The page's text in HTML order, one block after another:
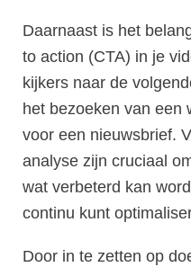
Daarnaast is het
to action (CTA) in je
kijkers naar de
het bezoeken van een
voor een nieuwsbrief.
analyse zijn cruciaal
wat verbeterd kan
continu kunt
Door in te zetten op